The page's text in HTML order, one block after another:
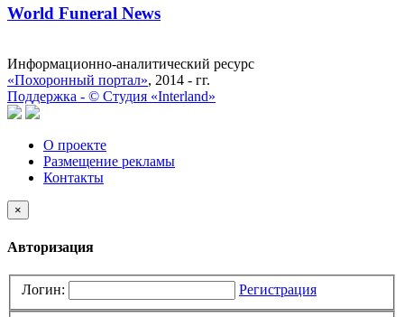
World Funeral News
Информационно-аналитический ресурс
«Похоронный портал», 2014 - гг.
Поддержка - © Cтудия «Interland»
О проекте
Размещение рекламы
Контакты
×
Авторизация
Логин: Регистрация